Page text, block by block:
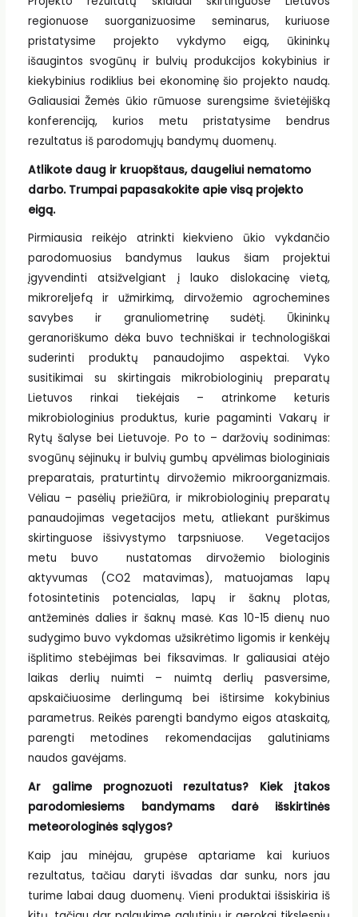
regionuose suorganizuosime seminarus, kuriuose
pristatysime projekto vykdymo eigą, ūkininkų
išaugintos svogūnų ir bulvių produkcijos kokybinius ir
kiekybinius rodiklius bei ekonominę šio projekto naudą.
Galiausiai Žemės ūkio rūmuose surengsime švietėjišką
konferenciją, kurios metu pristatysime bendrus
rezultatus iš parodomųjų bandymų duomenų.
Atlikote daug ir kruopštaus, daugeliui nematomo
darbo. Trumpai papasakokite apie visą projekto
eigą.
Pirmiausia reikėjo atrinkti kiekvieno ūkio vykdančio
parodomuosius bandymus laukus šiam projektui
įgyvendinti atsižvelgiant į lauko dislokacinę vietą,
mikroreljefą ir užmirkimą, dirvožemio agrochemines
savybes ir granuliometrinę sudėtį. Ūkininkų
geranoriškumo dėka buvo techniškai ir technologiškai
suderinti produktų panaudojimo aspektai. Vyko
susitikimai su skirtingais mikrobiologinių preparatų
Lietuvos rinkai tiekėjais – atrinkome keturis
mikrobiologinius produktus, kurie pagaminti Vakarų ir
Rytų šalyse bei Lietuvoje. Po to – daržovių sodinimas:
svogūnų sėjinukų ir bulvių gumbų apvėlimas biologiniais
preparatais, praturtintų dirvožemio mikroorganizmais.
Vėliau – pasėlių priežiūra, ir mikrobiologinių preparatų
panaudojimas vegetacijos metu, atliekant purškimus
skirtinguose išsivystymo tarpsniuose. Vegetacijos
metu buvo nustatomas dirvožemio biologinis
aktyvumas (CO2 matavimas), matuojamas lapų
fotosintetinis potencialas, lapų ir šaknų plotas,
antžeminės dalies ir šaknų masė. Kas 10-15 dienų nuo
sudygimo buvo vykdomas užsikrėtimo ligomis ir kenkėjų
išplitimo stebėjimas bei fiksavimas. Ir galiausiai atėjo
laikas derlių nuimti – nuimtą derlių pasversime,
apskaičiuosime derlingumą bei ištirsime kokybinius
parametrus. Reikės parengti bandymo eigos ataskaitą,
parengti metodines rekomendacijas galutiniams
naudos gavėjams.
Ar galime prognozuoti rezultatus? Kiek įtakos
parodomiesiems bandymams darė išskirtinės
meteorologinės sąlygos?
Kaip jau minėjau, grupėse aptariame kai kuriuos
rezultatus, tačiau daryti išvadas dar sunku, nors jau
turime labai daug duomenų. Vieni produktai išsiskiria iš